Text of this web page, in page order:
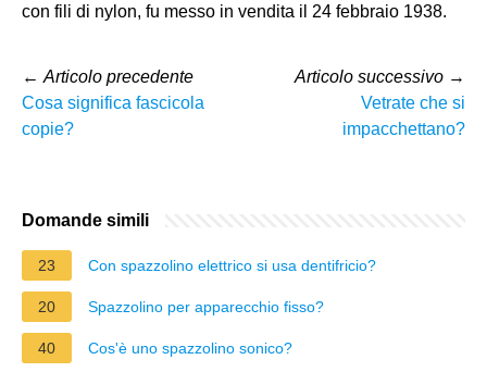
con fili di nylon, fu messo in vendita il 24 febbraio 1938.
← Articolo precedente
Cosa significa fascicola
copie?
Articolo successivo →
Vetrate che si
impacchettano?
Domande simili
23 Con spazzolino elettrico si usa dentifricio?
20 Spazzolino per apparecchio fisso?
40 Cos'è uno spazzolino sonico?